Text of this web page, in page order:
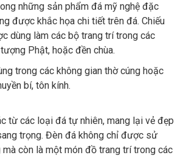
những sản phẩm đá mỹ nghệ đặc
được khắc họa chi tiết trên đá. Chiếu
dùng làm các bộ trang trí trong các
Phật, hoặc đền chùa.
trong các không gian thờ cúng hoặc
bí, tôn kính.
từ các loại đá tự nhiên, mang lại vẻ đẹp
trọng. Đèn đá không chỉ được sử
còn là một món đồ trang trí trong các